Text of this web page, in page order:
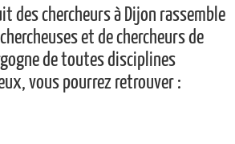
des chercheurs à Dijon rassemble
et de chercheurs de
de toutes disciplines
vous pourrez retrouver :